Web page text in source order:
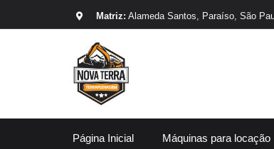
Matriz: Alameda Santos, Paraíso, São
Página Inicial Máquinas para locação